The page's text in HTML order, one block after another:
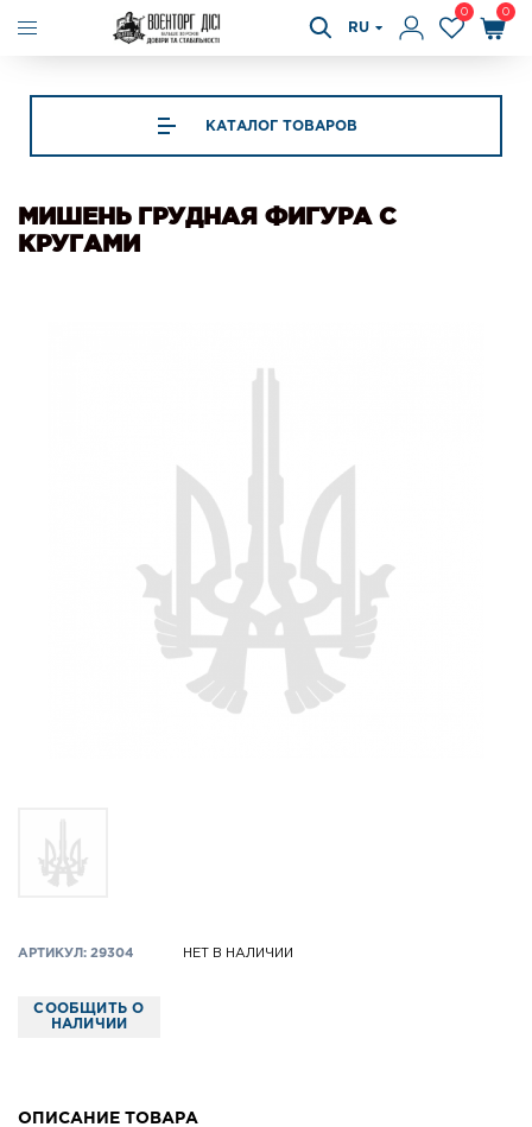
RU
0 0
КАТАЛОГ ТОВАРОВ
МИШЕНЬ ГРУДНАЯ ФИГУРА С
КРУГАМИ
АРТИКУЛ: 29304 НЕТ В НАЛИЧИИ
СООБЩИТЬ О
НАЛИЧИИ
ОПИСАНИЕ ТОВАРА